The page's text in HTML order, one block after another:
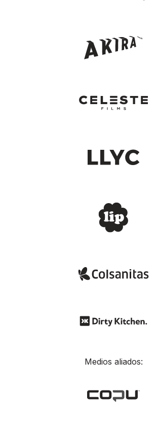
Medios aliados: